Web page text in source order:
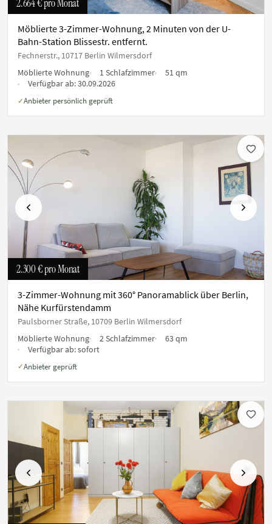
2.664 €pro Monat
Möblierte 3-Zimmer-Wohnung, 2 Minuten von der U-
Bahn-Station Blissestr. entfernt.
Fechnerstr., 10717 Berlin Wilmersdorf
Möblierte Wohnung
1 Schlafzimmer
51 qm
Verfügbar ab:30.09.2026
✓Anbieter persönlich geprüft
Vorherige Nächste
2.300 €pro Monat
3-Zimmer-Wohnung mit 360° Panoramablick über Berlin,
Nähe Kurfürstendamm
Paulsborner Straße, 10709 Berlin Wilmersdorf
Möblierte Wohnung
2 Schlafzimmer
63 qm
Verfügbar ab:sofort
✓Anbieter geprüft
Vorherige Nächste